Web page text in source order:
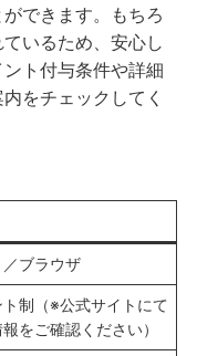
できます。もちろ
いるため、安心し
ト付与条件や詳細
をチェックしてく
／ブラウザ
ト制（※公式サイトにて
をご確認ください）